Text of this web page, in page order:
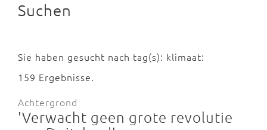
Suchen
Sie haben gesucht nach tag(s): klimaat:
159 Ergebnisse.
Achtergrond
'Verwacht geen grote revolutie